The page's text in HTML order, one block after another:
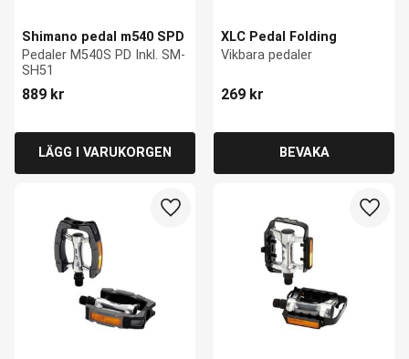
Shimano pedal m540 SPD
Pedaler M540S PD Inkl. SM-
SH51
889 kr
XLC Pedal Folding
Vikbara pedaler
269 kr
Lägg till i favoriter Lägg